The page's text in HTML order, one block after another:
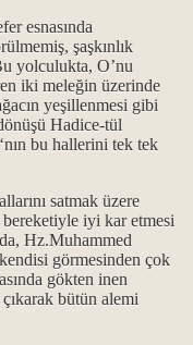
esnasında
şaşkınlık
yolculukta, O’nu
iki meleğin üzerinde
yeşillenmesi gibi
Hadice-tül
bu hallerini tek tek
satmak üzere
iyi kar etmesi
Hz.Muhammed
görmesinden çok
gökten inen
bütün alemi